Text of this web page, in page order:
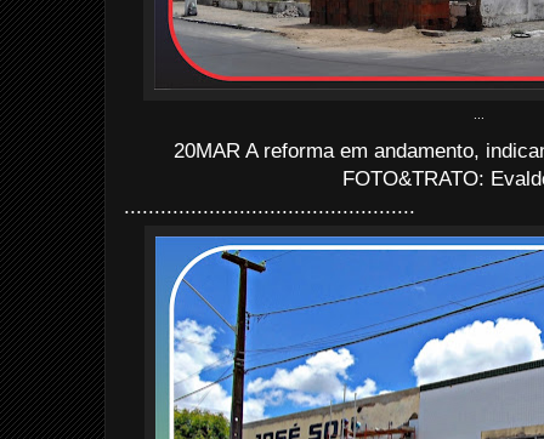
20MAR A reforma em andamento,
FOTO&TRATO:
................................................